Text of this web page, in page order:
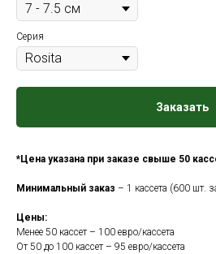
Серия
Заказать
*Цена указана при заказе свыше 50
Минимальный заказ – 1 кассета (600 шт.
Цены:
Менее 50 кассет – 100 евро/кассета
От 50 до 100 кассет – 95 евро/кассета